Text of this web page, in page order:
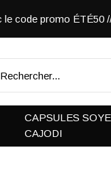
CAPSULES
CAJODI
le code promo